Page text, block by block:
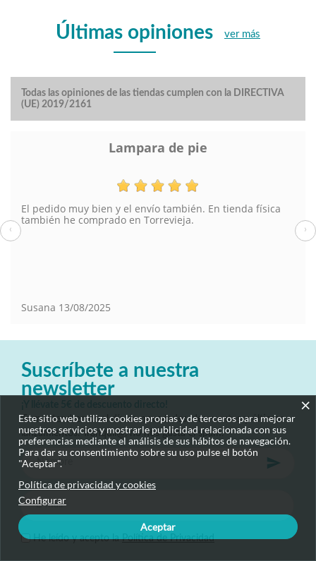
Últimas opiniones ver más
Todas las opiniones de las tiendas cumplen con la DIRECTIVA
(UE) 2019/2161
Lampara de pie
El pedido muy bien y el envío también. En tienda física
también he comprado en Torrevieja.
Susana 13/08/2025
‹ ›
Suscríbete a nuestra
newsletter
Te mantendremos al día de novedades, descuentos y últimos
lanzamientos. Tranquil@, no nos gusta el spam.
He leído y acepto laPolítica de Privacidad
×
Este sitio web utiliza cookies propias y de terceros para mejorar
nuestros servicios y mostrarle publicidad relacionada con sus
preferencias mediante el análisis de sus hábitos de navegación.
Para dar su consentimiento sobre su uso pulse el botón
"Aceptar".
Política de privacidad y cookies
Configurar
Aceptar